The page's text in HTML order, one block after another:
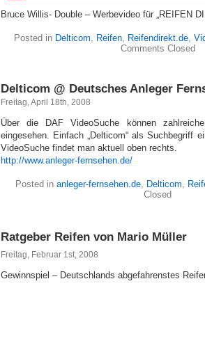
Bruce Willis- Double – Werbevideo für „REIFEN
Posted in Delticom, Reifen, Reifendirekt.de,
Comments Closed
Delticom @ Deutsches Anleger
Freitag, April 18th, 2008
Über die
DAF VideoSuche können
eingesehen. Einfach „Delticom“ als Suchbegriff
VideoSuche findet man aktuell oben rechts.
http://www.anleger-fernsehen.de/
Posted in anleger-fernsehen.de, Delticom,
Closed
Ratgeber Reifen von Mario Müller
Freitag, Februar 1st, 2008
Gewinnspiel – Deutschlands abgefahrenstes